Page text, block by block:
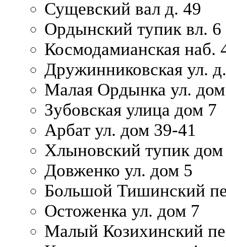
Сущевский вал д. 49
Ордынский тупик вл. 6
Космодамианская наб.
Дружинниковская ул.
Малая Ордынка ул.
Зубовская улица дом 7
Арбат ул. дом 39-41
Хлыновский тупик
Довженко ул. дом 5
Большой Тишинский
Остоженка ул. дом 7
Малый Козихинский